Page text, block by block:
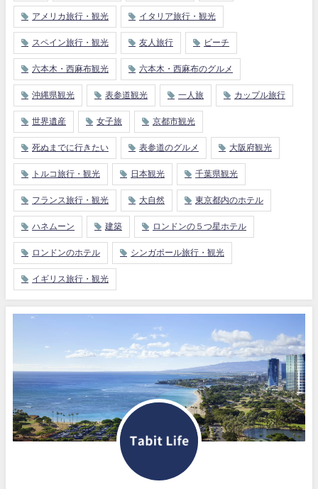
アメリカ旅行・観光 イタリア旅行・観光
スペイン旅行・観光 友人旅行 ビーチ
六本木・西麻布観光 六本木・西麻布のグルメ
沖縄県観光 表参道観光 一人旅 カップル旅行
世界遺産 女子旅 京都市観光
死ぬまでに行きたい 表参道のグルメ 大阪府観光
トルコ旅行・観光 日本観光 千葉県観光
フランス旅行・観光 大自然 東京都内のホテル
ハネムーン 建築 ロンドンの５つ星ホテル
ロンドンのホテル シンガポール旅行・観光
イギリス旅行・観光